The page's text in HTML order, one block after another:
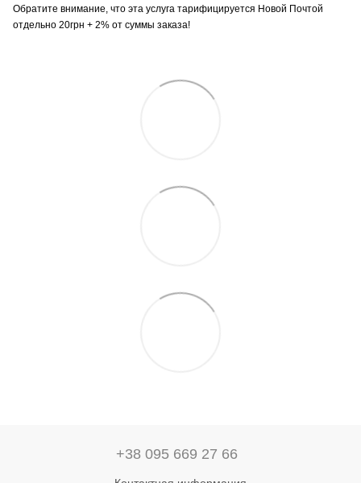
Обратите внимание, что эта услуга тарифицируется Новой Почтой
отдельно 20грн + 2% от суммы заказа!
+38 095 669 27 66